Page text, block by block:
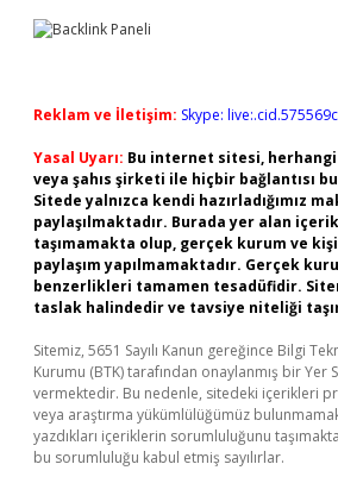
Reklam ve İletişim: Skype:
Yasal Uyarı: Bu internet sitesi,
veya şahıs şirketi ile hiçbir bağlantısı
Sitede yalnızca kendi hazırladığımız
paylaşılmaktadır. Burada yer alan
taşımamakta olup, gerçek kurum ve
paylaşım yapılmamaktadır. Gerçek
benzerlikleri tamamen tesadüfidir.
taslak halindedir ve tavsiye niteliği
Sitemiz, 5651 Sayılı Kanun gereğince Bilgi
Kurumu (BTK) tarafından onaylanmış bir Yer
vermektedir. Bu nedenle, sitedeki içerikleri
veya araştırma yükümlülüğümüz
yazdıkları içeriklerin sorumluluğunu
bu sorumluluğu kabul etmiş sayılırlar.